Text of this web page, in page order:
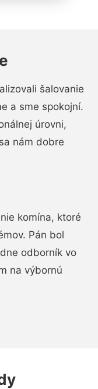
šalovanie
a sme spokojní.
úrovni,
nám dobre
komína, ktoré
Pán bol
odborník vo
na výbornú